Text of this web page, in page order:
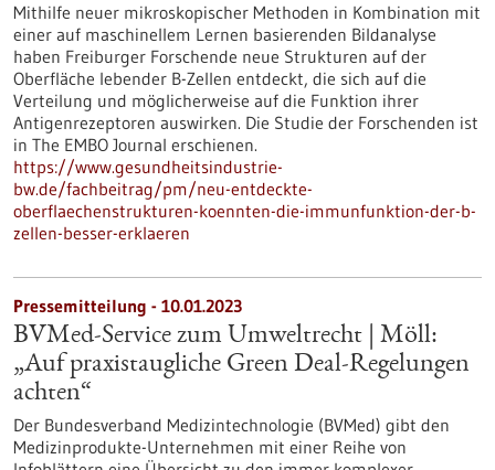
Mithilfe neuer mikroskopischer Methoden in Kombination mit
einer auf maschinellem Lernen basierenden Bildanalyse
haben Freiburger Forschende neue Strukturen auf der
Oberfläche lebender B-Zellen entdeckt, die sich auf die
Verteilung und möglicherweise auf die Funktion ihrer
Antigenrezeptoren auswirken. Die Studie der Forschenden ist
in The EMBO Journal erschienen.
https://www.gesundheitsindustrie-
bw.de/fachbeitrag/pm/neu-entdeckte-
oberflaechenstrukturen-koennten-die-immunfunktion-der-b-
zellen-besser-erklaeren
Pressemitteilung - 10.01.2023
BVMed-Service zum Umweltrecht | Möll:
„Auf praxistaugliche Green Deal-Regelungen
achten“
Der Bundesverband Medizintechnologie (BVMed) gibt den
Medizinprodukte-Unternehmen mit einer Reihe von